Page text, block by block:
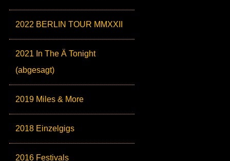
2022 BERLIN TOUR MMXXII
2021 In The Ä Tonight
(abgesagt)
2019 Miles & More
2018 Einzelgigs
2016 Festivals